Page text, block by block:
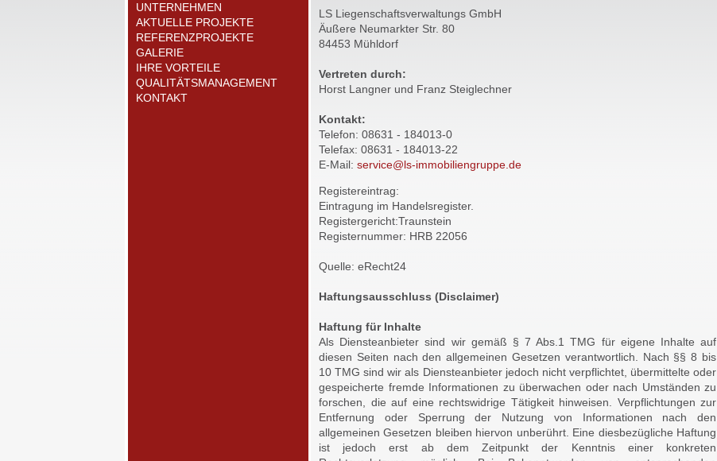
UNTERNEHMEN
AKTUELLE PROJEKTE
REFERENZPROJEKTE
GALERIE
IHRE VORTEILE
QUALITÄTSMANAGEMENT
KONTAKT
LS Liegenschaftsverwaltungs GmbH
Äußere Neumarkter Str. 80
84453 Mühldorf
Vertreten durch:
Horst Langner und Franz Steiglechner
Kontakt:
Telefon: 08631 - 184013-0
Telefax: 08631 - 184013-22
E-Mail: service@ls-immobiliengruppe.de
Registereintrag:
Eintragung im Handelsregister.
Registergericht:Traunstein
Registernummer: HRB 22056
Quelle: eRecht24
Haftungsausschluss (Disclaimer)
Haftung für Inhalte
Als Diensteanbieter sind wir gemäß § 7 Abs.1 TMG für eigene Inhalte auf
diesen Seiten nach den allgemeinen Gesetzen verantwortlich. Nach §§ 8 bis
10 TMG sind wir als Diensteanbieter jedoch nicht verpflichtet, übermittelte oder
gespeicherte fremde Informationen zu überwachen oder nach Umständen zu
forschen, die auf eine rechtswidrige Tätigkeit hinweisen. Verpflichtungen zur
Entfernung oder Sperrung der Nutzung von Informationen nach den
allgemeinen Gesetzen bleiben hiervon unberührt. Eine diesbezügliche Haftung
ist jedoch erst ab dem Zeitpunkt der Kenntnis einer konkreten